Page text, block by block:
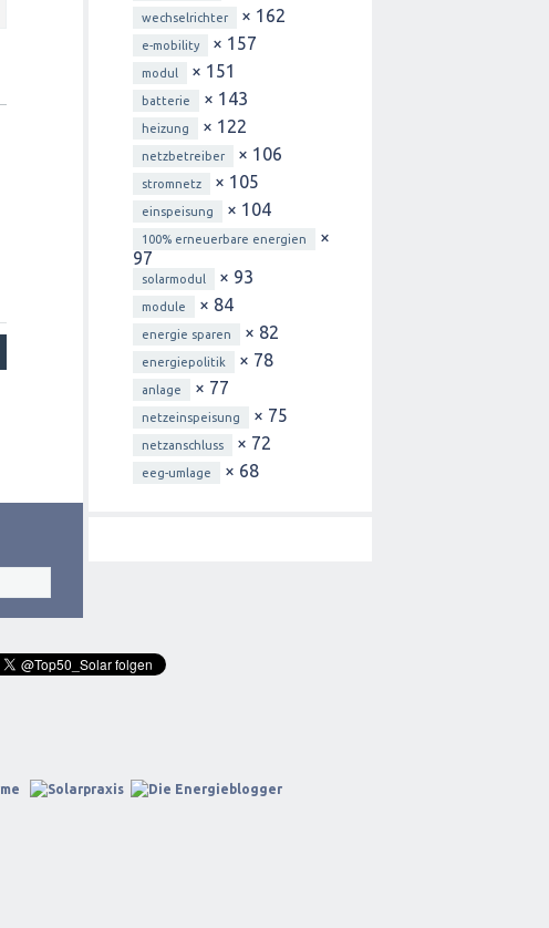
wechselrichter × 162
e-mobility × 157
modul × 151
batterie × 143
heizung × 122
netzbetreiber × 106
stromnetz × 105
einspeisung × 104
100% erneuerbare energien
×
97
solarmodul × 93
module × 84
energie sparen × 82
energiepolitik × 78
anlage × 77
netzeinspeisung × 75
netzanschluss × 72
eeg-umlage × 68